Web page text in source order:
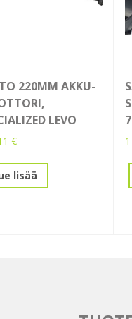
220MM AKKU-
LEVO
€
lisää